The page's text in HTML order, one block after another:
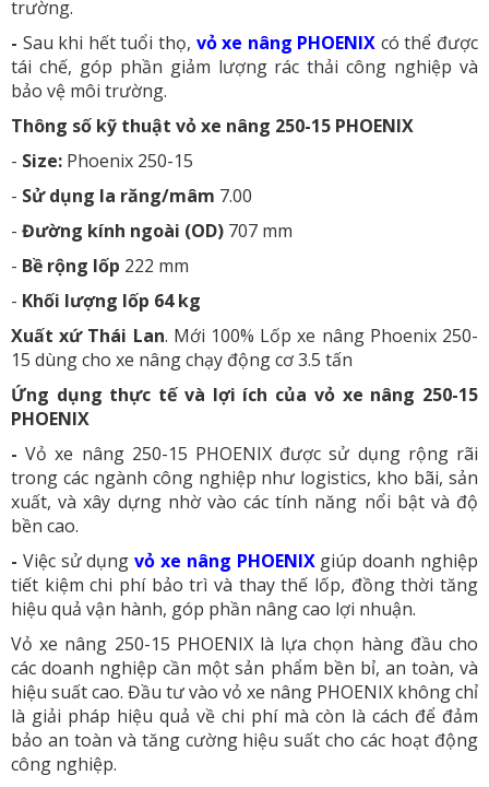
trường.
- Sau khi hết tuổi thọ, vỏ xe nâng PHOENIX có thể được
tái chế, góp phần giảm lượng rác thải công nghiệp và
bảo vệ môi trường.
Thông số kỹ thuật vỏ xe nâng 250-15 PHOENIX
- Size: Phoenix 250-15
- Sử dụng la răng/mâm 7.00
- Đường kính ngoài (OD) 707 mm
- Bề rộng lốp 222 mm
- Khối lượng lốp 64 kg
Xuất xứ Thái Lan. Mới 100% Lốp xe nâng Phoenix 250-
15 dùng cho xe nâng chạy động cơ 3.5 tấn
Ứng dụng thực tế và lợi ích của vỏ xe nâng 250-15
PHOENIX
-Vỏ xe nâng 250-15 PHOENIX được sử dụng rộng rãi
trong các ngành công nghiệp như logistics, kho bãi, sản
xuất, và xây dựng nhờ vào các tính năng nổi bật và độ
bền cao.
- Việc sử dụngvỏ xe nâng PHOENIXgiúp doanh nghiệp
tiết kiệm chi phí bảo trì và thay thế lốp, đồng thời tăng
hiệu quả vận hành, góp phần nâng cao lợi nhuận.
Vỏ xe nâng 250-15 PHOENIX là lựa chọn hàng đầu cho
các doanh nghiệp cần một sản phẩm bền bỉ, an toàn, và
hiệu suất cao. Đầu tư vào vỏ xe nâng PHOENIX không chỉ
là giải pháp hiệu quả về chi phí mà còn là cách để đảm
bảo an toàn và tăng cường hiệu suất cho các hoạt động
công nghiệp.